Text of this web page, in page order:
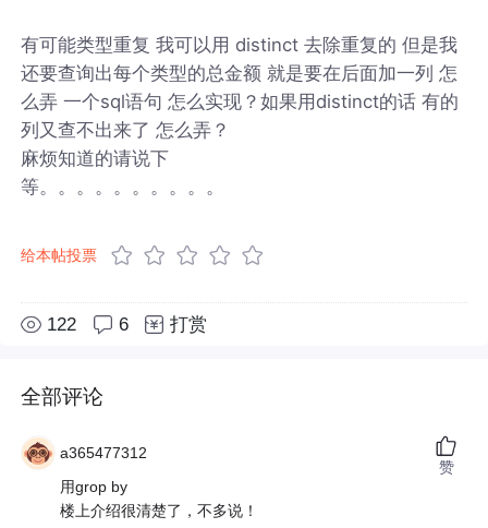
有可能类型重复 我可以用 distinct 去除重复的 但是我
还要查询出每个类型的总金额 就是要在后面加一列 怎
么弄 一个sql语句 怎么实现？如果用distinct的话 有的
列又查不出来了 怎么弄？
麻烦知道的请说下
等。。。。。。。。。。
给本帖投票
122 6 打赏
全部评论
a365477312
用grop by
楼上介绍很清楚了，不多说！
赞